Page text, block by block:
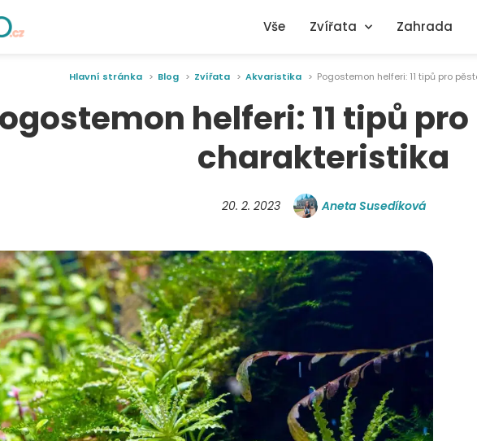
Vše Zvířata Zahrada
Hlavní stránka Blog Zvířata Akvaristika Pogostemon helferi: 11 tipů pro
helferi: 11 tipů
charakteristika
20. 2. 2023 Aneta Susedíková